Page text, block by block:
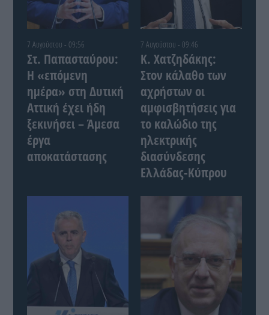
7 Αυγούστου - 09:56
Στ. Παπασταύρου:
Η «επόμενη
ημέρα» στη Δυτική
Αττική έχει ήδη
ξεκινήσει – Άμεσα
έργα
αποκατάστασης
7 Αυγούστου - 09:46
Κ. Χατζηδάκης:
Στον κάλαθο των
αχρήστων οι
αμφισβητήσεις για
το καλώδιο της
ηλεκτρικής
διασύνδεσης
Ελλάδας-Κύπρου